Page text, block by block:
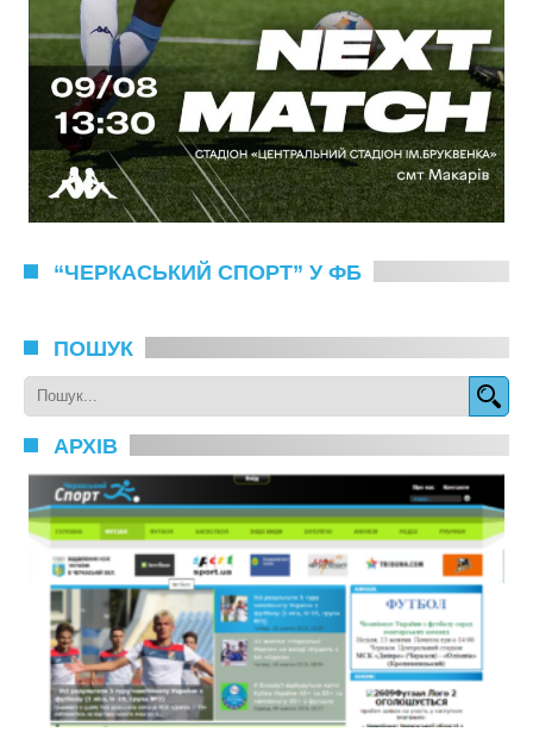
“ЧЕРКАСЬКИЙ СПОРТ” У ФБ
ПОШУК
АРХІВ